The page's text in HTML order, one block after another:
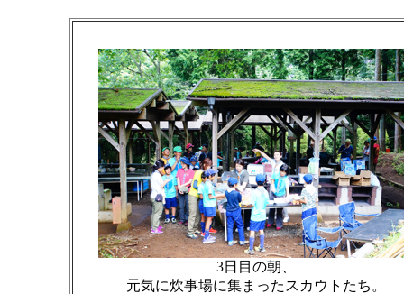
3日目の朝、
元気に炊事場に集まったスカウトたち。